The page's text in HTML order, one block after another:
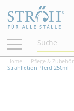
Navigation
ein-/ausblenden
Home Pflege & Zubehör
Strahllotion Pferd 250ml